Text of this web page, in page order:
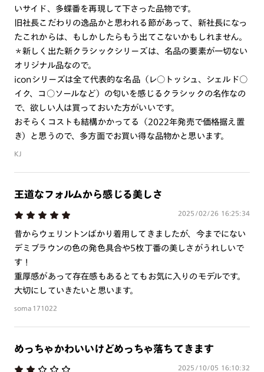
2. 遠近レンズより「遠近両用」を選択のうえ、購入手続き
画面へ
3. 「度数がわからない方・店舗でレンズ作成」を選択
※オプションレンズと組み合わせた遠近両用（累進）レンズはオンラインシ
ョップでご注文できません。
※フレームの天地幅は30mm以上推奨です。その他注意事項はレンズガイド
をご参照ください。
※JINS極上遠近レンズは追加料金22,000円（税込み）を頂戴いたします。
※単焦点レンズでレンズ交換券を選択の場合、店舗で遠近両用代5,500円
（税込み）を頂戴いたします。
いサイド、多蝶番を再現して下さった品物です。
旧社長こだわりの逸品かと思われる節があって、新社長になっ
たこれからは、もしかしたらもう出てこないかもしれません。
＊新しく出た新クラシックシリーズは、名品の要素が一切ない
オリジナル品なので。
iconシリーズは全て代表的な名品（レ○トッシュ、シェルド○
イク、コ○ソールなど）の匂いを感じるクラシックの名作なの
で、欲しい人は買っておいた方がいいです。
おそらくコストも結構かかってる（2022年発売で価格据え置
き）と思うので、多方面でお買い得な品物かと思います。
KJ
王道なフォルムから感じる美しさ
2025/02/26 16:25:34
昔からウェリントンばかり着用してきましたが、今までにない
デミブラウンの色の発色具合や5枚丁番の美しさがうれしいで
す！
重厚感があって存在感もあるとてもお気に入りのモデルです。
大切にしていきたいと思います。
soma171022
めっちゃかわいいけどめっちゃ落ちてきます
2025/10/05 16:10:32